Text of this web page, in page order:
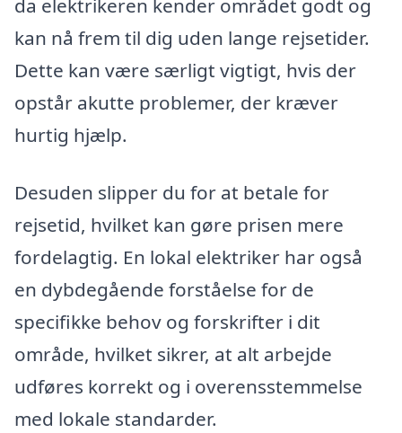
da elektrikeren kender området godt og
kan nå frem til dig uden lange rejsetider.
Dette kan være særligt vigtigt, hvis der
opstår akutte problemer, der kræver
hurtig hjælp.
Desuden slipper du for at betale for
rejsetid, hvilket kan gøre prisen mere
fordelagtig. En lokal elektriker har også
en dybdegående forståelse for de
specifikke behov og forskrifter i dit
område, hvilket sikrer, at alt arbejde
udføres korrekt og i overensstemmelse
med lokale standarder.